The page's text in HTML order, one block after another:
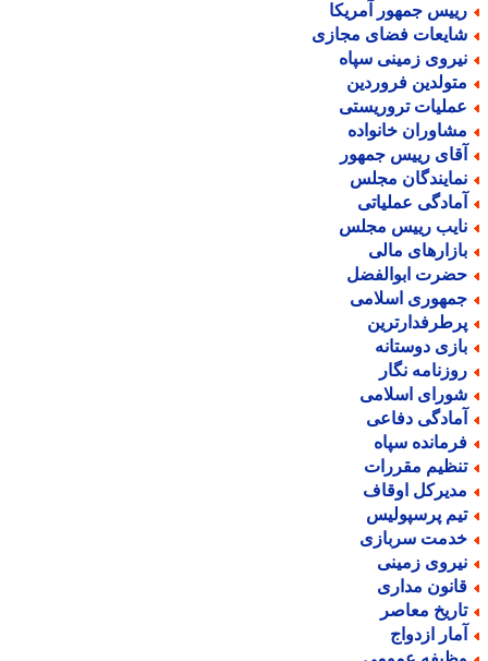
جمهور آمریکا
فضای مجازی
زمینی سپاه
فروردین
تروریستی
خانواده
رییس جمهور
مجلس
عملیاتی
رییس مجلس
مالی
ابوالفضل
اسلامی
دوستانه
نگار
اسلامی
دفاعی
سپاه
مقررات
اوقاف
پرسپولیس
سربازی
زمینی
مداری
معاصر
ازدواج